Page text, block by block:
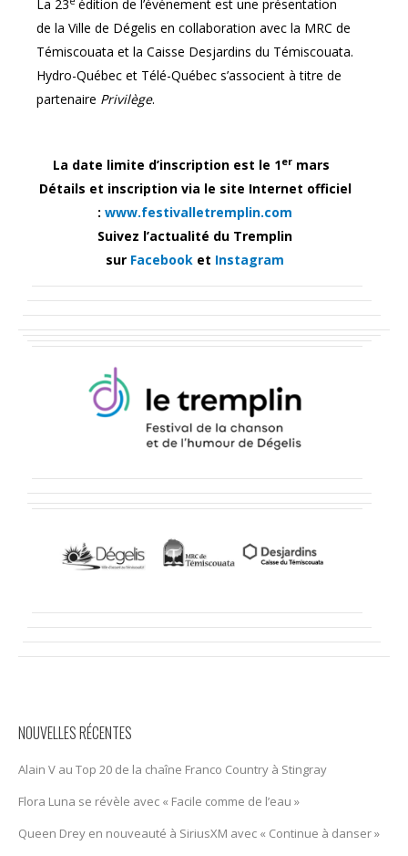
La 23 édition de l’événement est une présentation
de la Ville de Dégelis en collaboration avec la MRC de
Témiscouata et la Caisse Desjardins du Témiscouata.
Hydro-Québec et Télé-Québec s’associent à titre de
partenaire Privilège.
La date limite d’inscription est le 1er mars
Détails et inscription via le site Internet officiel
: www.festivalletremplin.com
Suivez l’actualité du Tremplin
sur Facebook et Instagram
NOUVELLES RÉCENTES
Alain V au Top 20 de la chaîne Franco Country à Stingray
Flora Luna se révèle avec « Facile comme de l’eau »
Queen Drey en nouveauté à SiriusXM avec « Continue à danser »